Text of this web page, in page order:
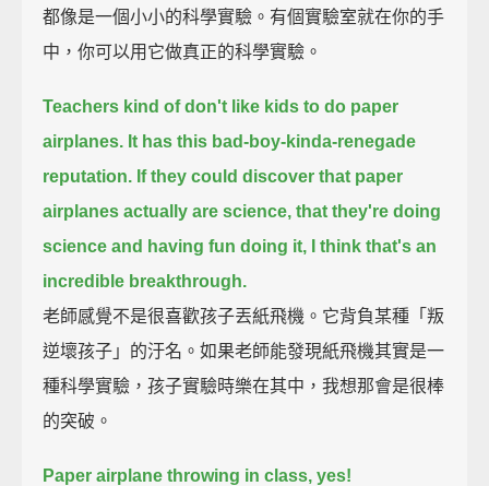
都像是一個小小的科學實驗。有個實驗室就在你的手
中，你可以用它做真正的科學實驗。
Teachers kind of don't like kids to do paper
airplanes. It has this bad-boy-kinda-renegade
reputation. If they could discover that paper
airplanes actually are science, that they're doing
science and having fun doing it,
I think that's an
incredible breakthrough.
老師感覺不是很喜歡孩子丟紙飛機。它背負某種「叛
逆壞孩子」的汙名。如果老師能發現紙飛機其實是一
種科學實驗，孩子實驗時樂在其中，我想那會是很棒
的突破。
Paper airplane throwing in class, yes!